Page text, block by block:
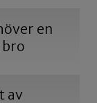
en
av